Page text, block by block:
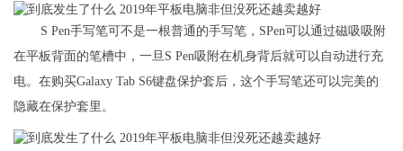
S Pen手写笔可不是一根普通的手写笔，SPen可以通过磁吸吸附
在平板背面的笔槽中，一旦S Pen吸附在机身背后就可以自动进行充
电。在购买Galaxy Tab S6键盘保护套后，这个手写笔还可以完美的
隐藏在保护套里。